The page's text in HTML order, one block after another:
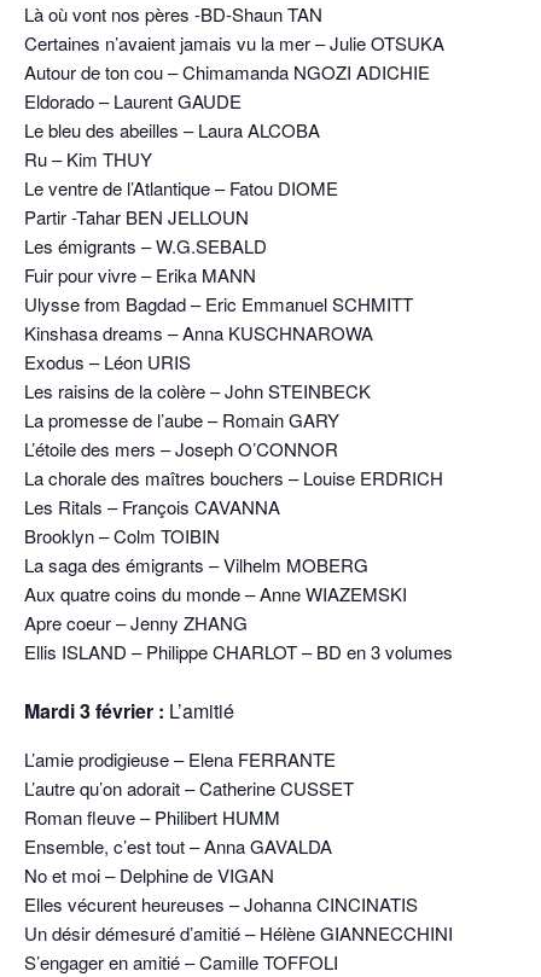
Là où vont nos pères -BD-Shaun TAN
Certaines n’avaient jamais vu la mer – Julie OTSUKA
Autour de ton cou – Chimamanda NGOZI ADICHIE
Eldorado – Laurent GAUDE
Le bleu des abeilles – Laura ALCOBA
Ru – Kim THUY
Le ventre de l’Atlantique – Fatou DIOME
Partir -Tahar BEN JELLOUN
Les émigrants – W.G.SEBALD
Fuir pour vivre – Erika MANN
Ulysse from Bagdad – Eric Emmanuel SCHMITT
Kinshasa dreams – Anna KUSCHNAROWA
Exodus – Léon URIS
Les raisins de la colère – John STEINBECK
La promesse de l’aube – Romain GARY
L’étoile des mers – Joseph O’CONNOR
La chorale des maîtres bouchers – Louise ERDRICH
Les Ritals – François CAVANNA
Brooklyn – Colm TOIBIN
La saga des émigrants – Vilhelm MOBERG
Aux quatre coins du monde – Anne WIAZEMSKI
Apre coeur – Jenny ZHANG
Ellis ISLAND – Philippe CHARLOT – BD en 3 volumes
Mardi 3 février : L’amitié
L’amie prodigieuse – Elena FERRANTE
L’autre qu’on adorait – Catherine CUSSET
Roman fleuve – Philibert HUMM
Ensemble, c’est tout – Anna GAVALDA
No et moi – Delphine de VIGAN
Elles vécurent heureuses – Johanna CINCINATIS
Un désir démesuré d’amitié – Hélène GIANNECCHINI
S’engager en amitié – Camille TOFFOLI